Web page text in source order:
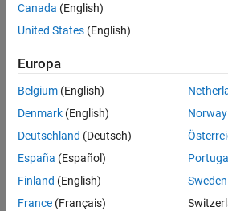
Actualmente
no
puestos
disponibles
que
se
correspondan
con
sus
criterios
de
búsqueda.
Canada (English)
United States (English)
Europa
Belgium (English)
Denmark (English)
Deutschland (Deutsch)
España (Español)
Finland (English)
France (Français)
Norway
Portugal
Sweden